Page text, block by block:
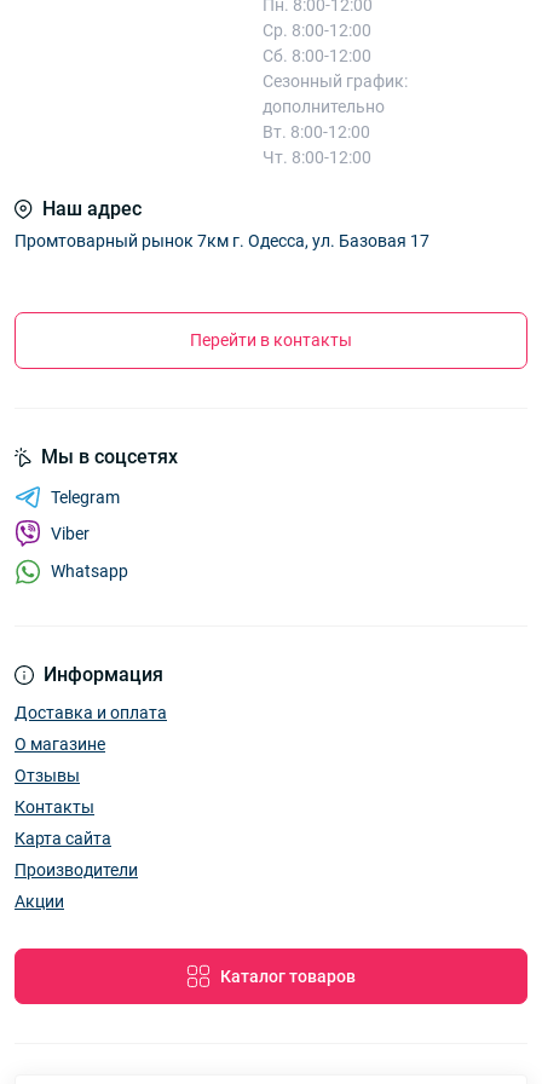
Пн. 8:00-12:00
Ср. 8:00-12:00
Сб. 8:00-12:00
Сезонный график:
дополнительно
Вт. 8:00-12:00
Чт. 8:00-12:00
Наш адрес
Промтоварный рынок 7км г. Одесса, ул. Базовая 17
Перейти в контакты
Информация
Доставка и оплата
О магазине
Отзывы
Контакты
Карта сайта
Производители
Акции
Каталог товаров
Мы в соцсетях
Telegram
Viber
Whatsapp